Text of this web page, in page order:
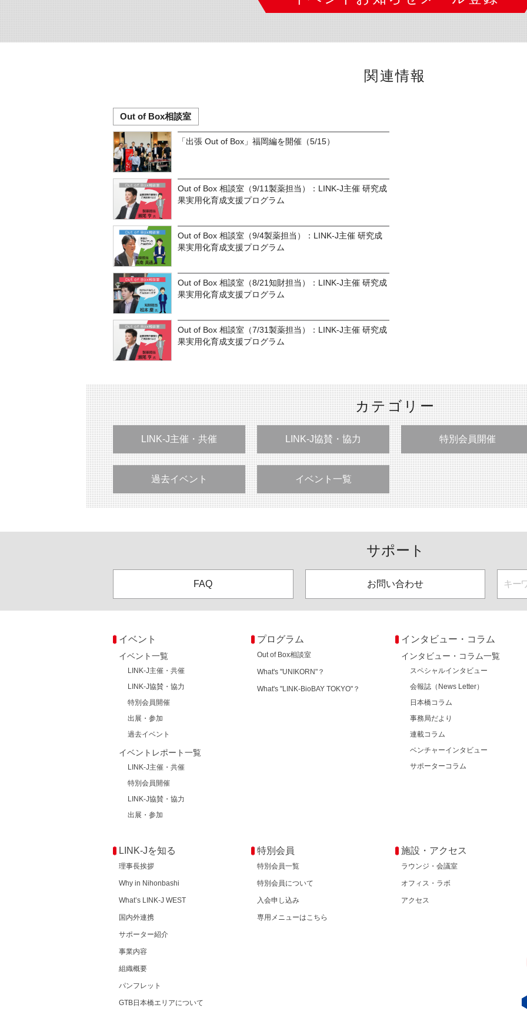
関連情報
Out of Box相談室
「出張 Out of Box」福岡編を開催（5/15）
Out of Box 相談室（9/11製薬担当）：LINK-J主催 研究成
果実用化育成支援プログラム
Out of Box 相談室（9/4製薬担当）：LINK-J主催 研究成
果実用化育成支援プログラム
Out of Box 相談室（8/21知財担当）：LINK-J主催 研究成
果実用化育成支援プログラム
Out of Box 相談室（7/31製薬担当）：LINK-J主催 研究成
果実用化育成支援プログラム
カテゴリー
LINK-J主催・共催 LINK-J協賛・協力 特別会員開催
過去イベント イベント一覧
サポート
FAQ お問い合わせ
イベント
イベント一覧
LINK-J主催・共催
LINK-J協賛・協力
特別会員開催
出展・参加
過去イベント
イベントレポート一覧
LINK-J主催・共催
特別会員開催
LINK-J協賛・協力
出展・参加
プログラム
Out of Box相談室
What's "UNIKORN"？
What's "LINK-BioBAY TOKYO"？
インタビュー・コラム
インタビュー・コラム一覧
スペシャルインタビュー
会報誌（News Letter）
日本橋コラム
事務局だより
連載コラム
ベンチャーインタビュー
サポーターコラム
LINK-Jを知る
理事長挨拶
Why in Nihonbashi
What’s LINK-J WEST
国内外連携
サポーター紹介
事業内容
組織概要
パンフレット
GTB日本橋エリアについて
特別会員
特別会員一覧
特別会員について
入会申し込み
専用メニューはこちら
施設・アクセス
ラウンジ・会議室
オフィス・ラボ
アクセス